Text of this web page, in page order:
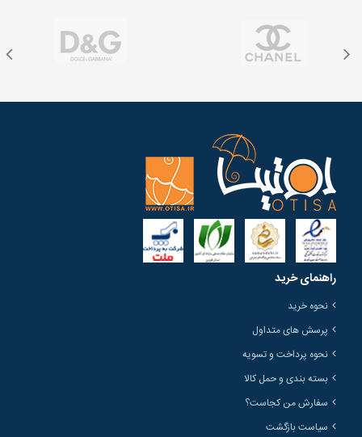
راهنمای خرید
نحوه خرید
پرسش های متداول
نحوه پرداخت و تسویه
بسته بندی و حمل کالا
سفارش من کجاست؟
سیاست بازگشت